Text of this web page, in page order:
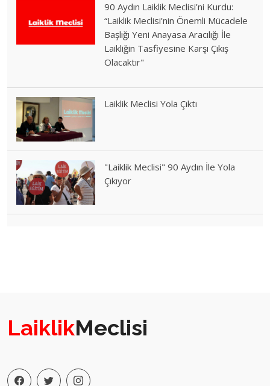
90 Aydın Laiklik Meclisi’ni Kurdu:
“Laiklik Meclisi’nin Önemli Mücadele
Başlığı Yeni Anayasa Aracılığı İle
Laikliğin Tasfiyesine Karşı Çıkış
Olacaktır"
Laiklik Meclisi Yola Çıktı
"Laiklik Meclisi" 90 Aydın İle Yola
Çıkıyor
LaiklikMeclisi